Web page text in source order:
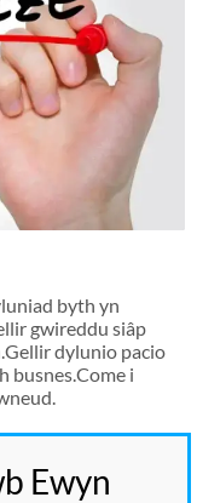
byth yn
gwireddu siâp
dylunio pacio
busnes.Come i
Ewyn